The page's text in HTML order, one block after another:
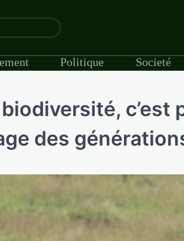
Politique Societé
c’est
des